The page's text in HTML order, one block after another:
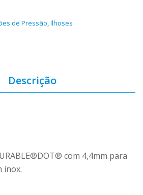
de Pressão,Ilhoses
Descrição
com 4,4mm para
inox.